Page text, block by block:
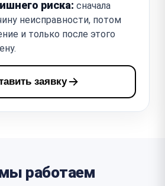
риска: сначала
неисправности, потом
и только после этого
заявку
работаем